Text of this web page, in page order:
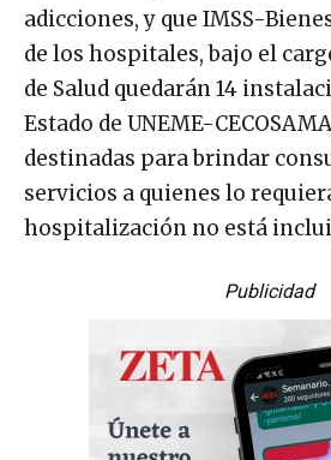
adicciones, y que IMSS-
de los hospitales, bajo el
de Salud quedarán 14
Estado de UNEME-
destinadas para brindar
servicios a quienes lo
hospitalización no está
Publicidad